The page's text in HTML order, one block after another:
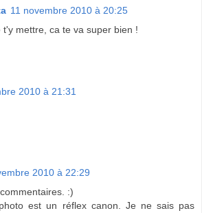
11 novembre 2010 à 20:25
t'y mettre, ca te va super bien !
2010 à 21:31
2010 à 22:29
:)
est un réflex canon. Je ne sais pas